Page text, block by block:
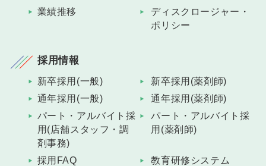
業績推移
ディスクロージャー・
ポリシー
採用情報
新卒採用(一般)
新卒採用(薬剤師)
通年採用(一般)
通年採用(薬剤師)
パート・アルバイト採
用(店舗スタッフ・調
剤事務)
パート・アルバイト採
用(薬剤師)
採用FAQ
教育研修システム